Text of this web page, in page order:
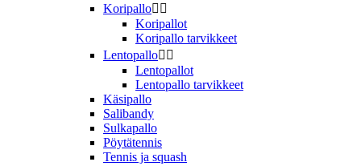
Koripallo 
Koripallot
Koripallo tarvikkeet
Lentopallo 
Lentopallot
Lentopallo tarvikkeet
Käsipallo
Salibandy
Sulkapallo
Pöytätennis
Tennis ja squash